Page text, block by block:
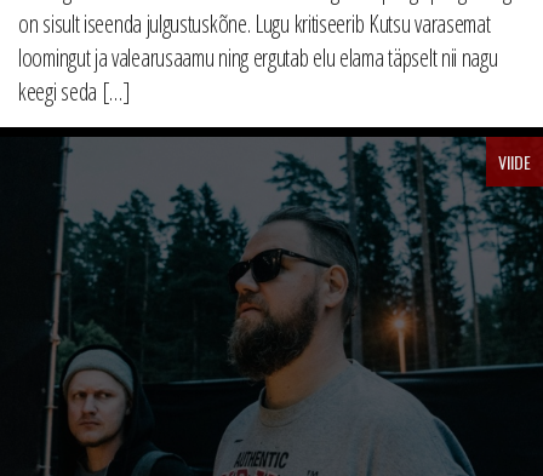
on sisult iseenda julgustuskõne. Lugu kritiseerib Kutsu varasemat
loomingut ja valearusaamu ning ergutab elu elama täpselt nii nagu
keegi seda […]
VIIDE